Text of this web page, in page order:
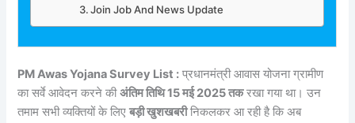
Join Job And News Update
PM Awas Yojana Survey List : प्रधानमंत्री आवास योजना ग्रामीण
का सर्वे आवेदन करने कीअंतिम तिथि 15 मई 2025 तकरखा गया था। उन
तमाम सभी व्यक्तियों के लिएबड़ी खुशखबरीनिकलकर आ रही है कि अब